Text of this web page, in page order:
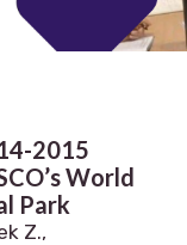
2015
World
Park
Z.,